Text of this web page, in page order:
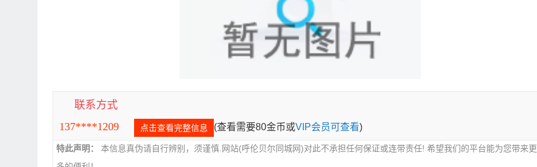
联系方式
137****1209
点击查看完整信息 (查看需要80金币或VIP会员可查看)
特此声明：
本信息真伪请自行辨别，须谨慎.网站(呼伦贝尔同城网)对此不承担任何保证或连带责任! 希望我们的平台能为您带来更